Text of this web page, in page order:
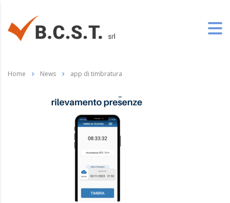
Home News app di timbratura